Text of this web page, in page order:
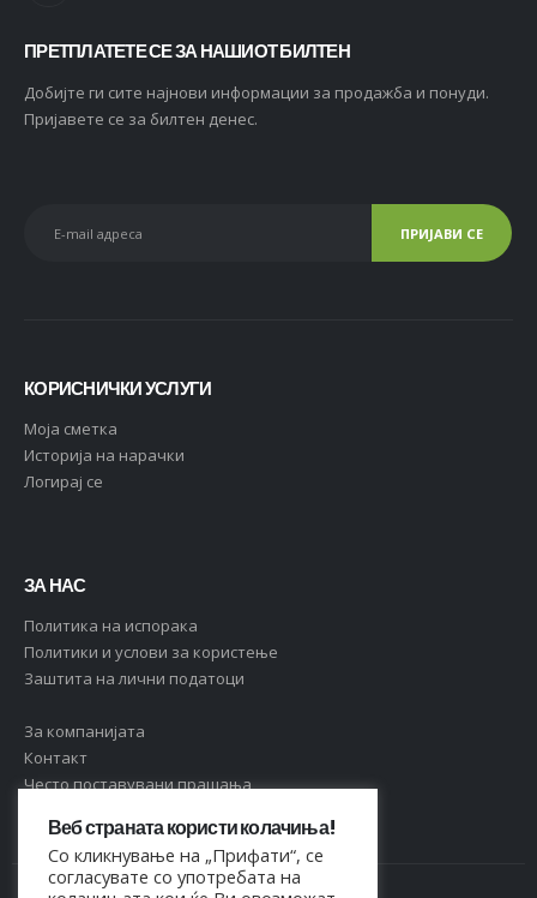
ПРЕТПЛАТЕТЕ СЕ ЗА НАШИОТ БИЛТЕН
Добијте ги сите најнови информации за продажба и понуди.
Пријавете се за билтен денес.
КОРИСНИЧКИ УСЛУГИ
Moja сметка
Историја на нарачки
Логирај се
ЗА НАС
Политика на испорака
Политики и услови за користење
Заштита на лични податоци
За компанијата
Контакт
Често поставувани прашања
Веб страната користи колачиња!
Со кликнување на „Прифати“, се
согласувате со употребата на